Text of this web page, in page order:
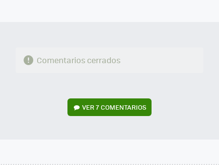
Comentarios cerrados
VER7 COMENTARIOS